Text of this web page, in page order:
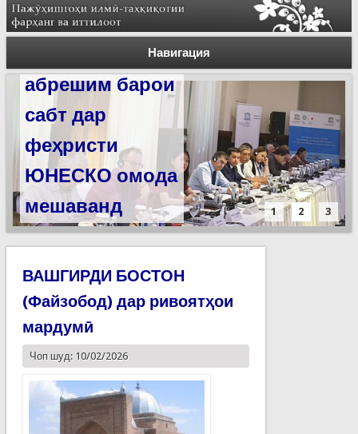
Навигация
Силсилаи
ёдгориҳои роҳи
абрешим барои
сабт дар
феҳристи
ЮНЕСКО омода
мешаванд
1 2 3
ВАШГИРДИ БОСТОН
(Файзобод) дар ривоятҳои
мардумӣ
Чоп шуд: 10/02/2026